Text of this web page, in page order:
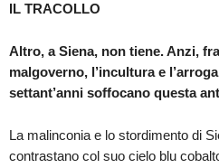
IL TRACOLLO
Altro, a Siena, non tiene. Anzi,
malgoverno, l’incultura e
settant’anni soffocano questa
La malinconia e lo stordimento di
contrastano col suo cielo blu